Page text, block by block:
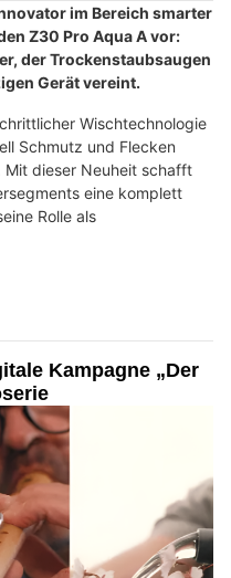
im Bereich smarter
Z30 Pro Aqua A vor:
der Trockenstaubsaugen
Gerät vereint.
Wischtechnologie
Schmutz und Flecken
dieser Neuheit schafft
eine komplett
Rolle als
Kampagne „Der